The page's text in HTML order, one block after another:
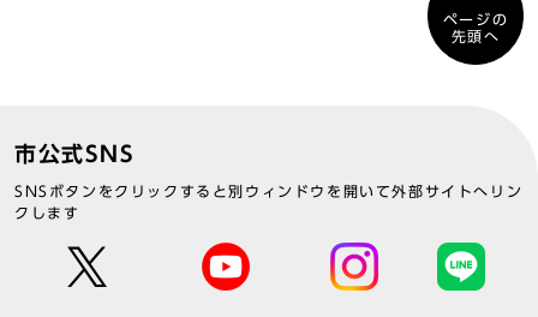
ページの
先頭へ
市公式SNS
SNSボタンをクリックすると別ウィンドウを開いて外部サイトへリン
クします